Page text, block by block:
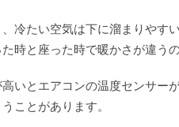
冷たい空気は下に溜まりやす
時と座った時で暖かさが違う
いとエアコンの温度センサー
ことがあります。